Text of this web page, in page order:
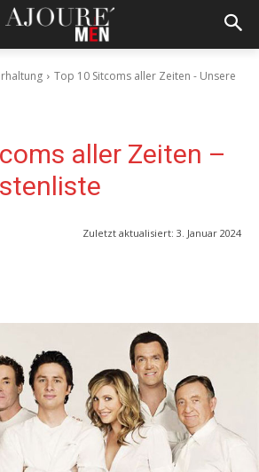
Top 10 Sitcoms aller Zeiten - Unsere
aller Zeiten –
Zuletzt aktualisiert: 3. Januar 2024